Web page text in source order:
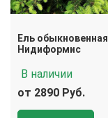
Ель обыкновенная
Нидиформис
В наличии
от 2890 Руб.